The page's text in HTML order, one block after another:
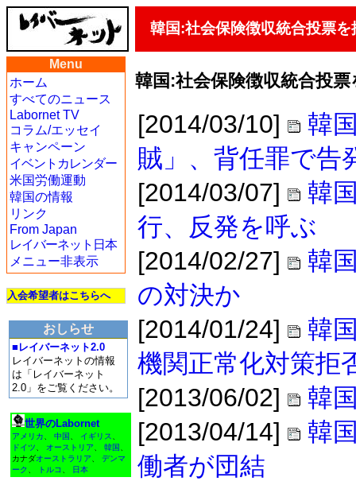
韓国:社会保険徴収統合投票
Menu
ホーム
すべてのニュース
Labornet TV
コラム/エッセイ
キャンペーン
イベントカレンダー
米国労働運動
韓国の情報
リンク
From Japan
レイバーネット日本
メニュー非表示
入会希望者はこちらへ
おしらせ
■レイバーネット2.0
レイバーネットの情報
は「レイバーネット
2.0」をご覧ください。
世界のLabornet
アメリカ 中国 イギリス
ドイツ
オーストリア 韓国
カナダオーストラリア
デンマ
ーク
トルコ 日本
韓国:社会保険徴収統合投
[2014/03/10]
韓
賊」、背任罪で告
[2014/03/07]
韓
行、反発を呼ぶ
[2014/02/27]
韓
の対決か
[2014/01/24]
韓
機関正常化対策拒
[2013/06/02]
韓
[2013/04/14]
韓
働者が団結